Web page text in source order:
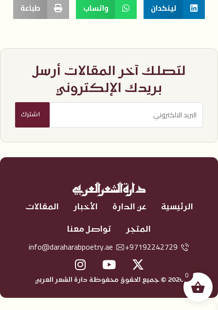
لينكدان
واتساب طباعة
لتصلك آخر المقالات أرسل
بريدك الإلكتروني
الرئيسية عن الدارة الأخبار المقالات
المتجر تواصل معنا
97192242729+
info@daraharabpoetry.ae
2026 © جميع الحقوق محفوظة دارة الشعر العربي 0